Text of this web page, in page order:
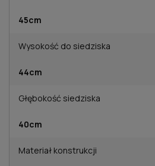
45cm
Wysokość do siedziska
44cm
Głębokość siedziska
40cm
Materiał konstrukcji